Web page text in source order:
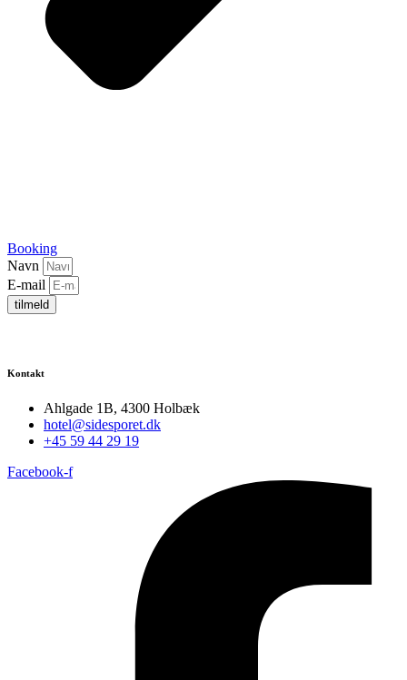
Booking
Navn
E-mail
tilmeld
Kontakt
Ahlgade 1B, 4300 Holbæk
hotel@sidesporet.dk
+45 59 44 29 19
Facebook-f